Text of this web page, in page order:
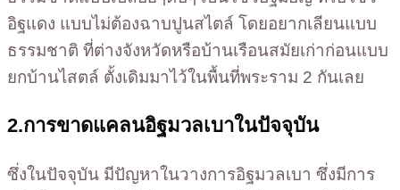
อิฐแดง แบบไม่ต้องฉาบปูนสไตล์ โดยอยากเลียนแบบ
ธรรมชาติ ที่ต่างจังหวัดหรือบ้านเรือนสมัยเก่าก่อนแบบ
ยกบ้านไสตล์ ตั้งเดิมมาไว้ในพื้นที่พระราม 2 กันเลย
2.การขาดแคลนอิฐมวลเบาในปัจจุบัน
ซึ่งในปัจจุบัน มีปัญหาในวางการอิฐมวลเบา ซึ่งมีการ